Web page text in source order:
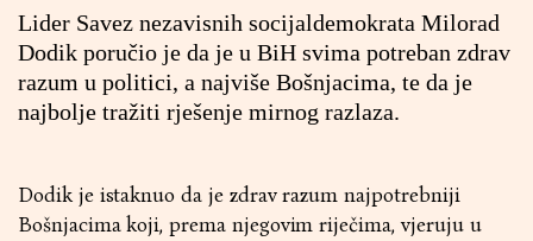
Lider Savez nezavisnih socijaldemokrata Milorad
Dodik poručio je da je u BiH svima potreban zdrav
razum u politici, a najviše Bošnjacima, te da je
najbolje tražiti rješenje mirnog razlaza.
Dodik je istaknuo da je zdrav razum najpotrebniji
Bošnjacima koji, prema njegovim riječima, vjeruju u